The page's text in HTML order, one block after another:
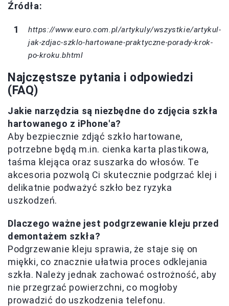
Źródła:
https://www.euro.com.pl/artykuly/wszystkie/artykul-
jak-zdjac-szklo-hartowane-praktyczne-porady-krok-
po-kroku.bhtml
Najczęstsze pytania i odpowiedzi
(FAQ)
Jakie narzędzia są niezbędne do zdjęcia szkła
hartowanego z iPhone'a?
Aby bezpiecznie zdjąć szkło hartowane,
potrzebne będą m.in. cienka karta plastikowa,
taśma klejąca oraz suszarka do włosów. Te
akcesoria pozwolą Ci skutecznie podgrzać klej i
delikatnie podważyć szkło bez ryzyka
uszkodzeń.
Dlaczego ważne jest podgrzewanie kleju przed
demontażem szkła?
Podgrzewanie kleju sprawia, że staje się on
miękki, co znacznie ułatwia proces odklejania
szkła. Należy jednak zachować ostrożność, aby
nie przegrzać powierzchni, co mogłoby
prowadzić do uszkodzenia telefonu.